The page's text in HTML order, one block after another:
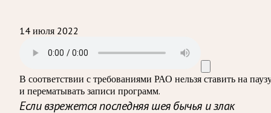
14 июля 2022
В соответствии с требованиями РАО нельзя ставить на
и перематывать записи программ.
Если взрежется последняя шея бычья и злак